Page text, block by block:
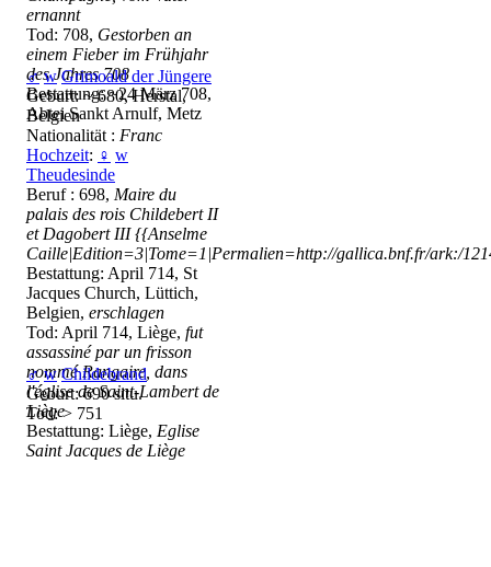
ernannt
Tod: 708, Gestorben an
einem Fieber im Frühjahr
des Jahres 708
Bestattung: ~24 März 708,
Abtei Sankt Arnulf, Metz
♂ w Grimoald der Jüngere
Geburt: ~ 680, Herstal,
Belgien
Nationalität : Franc
Hochzeit: ♀ w
Theudesinde
Beruf : 698, Maire du
palais des rois Childebert II
et Dagobert III{{Anselme
Caille|Edition=3|Tome=1|Permalien=http://gallica.bnf.fr/ark:/
Bestattung: April 714, St
Jacques Church, Lüttich,
Belgien, erschlagen
Tod: April 714, Liège, fut
assassiné par un frisson
nommé Rangaire, dans
l'église de Saint-Lambert de
Liège
Bestattung: Liège, Eglise
Saint Jacques de Liège
♂ w Childebrand
Geburt: 690 situ.
Tod: > 751